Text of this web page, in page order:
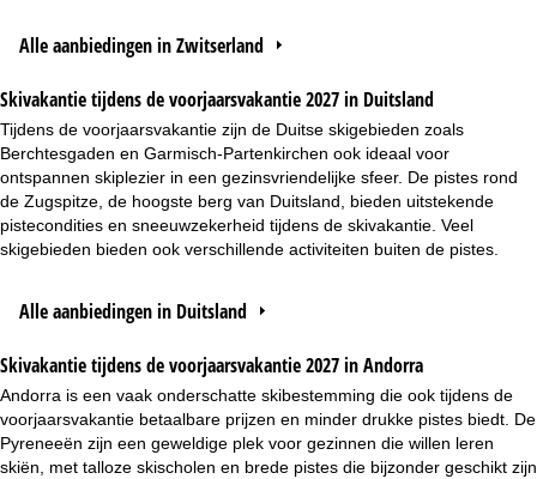
Alle aanbiedingen in Zwitserland
Skivakantie tijdens de voorjaarsvakantie 2027 in Duitsland
Tijdens de voorjaarsvakantie zijn de Duitse skigebieden zoals
Berchtesgaden en Garmisch-Partenkirchen ook ideaal voor
ontspannen skiplezier in een gezinsvriendelijke sfeer. De pistes rond
de Zugspitze, de hoogste berg van Duitsland, bieden uitstekende
pistecondities en sneeuwzekerheid tijdens de skivakantie. Veel
skigebieden bieden ook verschillende activiteiten buiten de pistes.
Alle aanbiedingen in Duitsland
Skivakantie tijdens de voorjaarsvakantie 2027 in Andorra
Andorra is een vaak onderschatte skibestemming die ook tijdens de
voorjaarsvakantie betaalbare prijzen en minder drukke pistes biedt. De
Pyreneeën zijn een geweldige plek voor gezinnen die willen leren
skiën, met talloze skischolen en brede pistes die bijzonder geschikt zijn